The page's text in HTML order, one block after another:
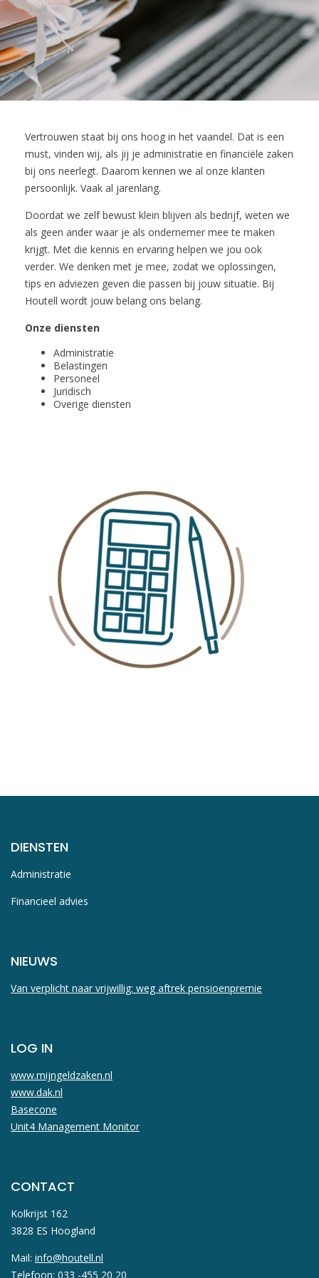
Vertrouwen staat bij ons hoog in het vaandel. Dat is een
must, vinden wij, als jij je administratie en financiële zaken
bij ons neerlegt. Daarom kennen we al onze klanten
persoonlijk. Vaak al jarenlang.
Doordat we zelf bewust klein blijven als bedrijf, weten we
als geen ander waar je als ondernemer mee te maken
krijgt. Met die kennis en ervaring helpen we jou ook
verder. We denken met je mee, zodat we oplossingen,
tips en adviezen geven die passen bij jouw situatie. Bij
Houtell wordt jouw belang ons belang.
Onze diensten
Administratie
Belastingen
Personeel
Juridisch
Overige diensten
DIENSTEN
Administratie
Financieel advies
NIEUWS
Van verplicht naar vrijwillig: weg aftrek pensioenpremie
LOG IN
www.mijngeldzaken.nl
www.dak.nl
Basecone
Unit4 Management Monitor
CONTACT
Kolkrijst 162
3828 ES Hoogland
Mail: info@houtell.nl
Telefoon: 033 -455 20 20